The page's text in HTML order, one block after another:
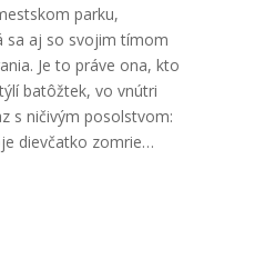
parku,
sa aj so svojim tímom
Je to práve ona, kto
batôžtek, vo vnútri
s ničivým posolstvom:
dievčatko zomrie…